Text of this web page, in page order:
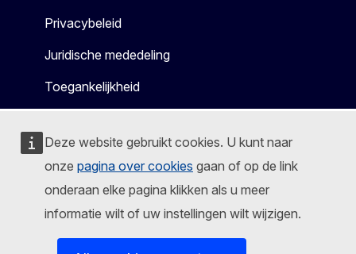
Deze website gebruikt cookies. U kunt naar
onze pagina over cookies gaan of op de link
onderaan elke pagina klikken als u meer
informatie wilt of uw instellingen wilt wijzigen.
Privacybeleid
Juridische mededeling
Toegankelijkheid